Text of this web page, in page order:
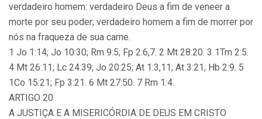
verdadeiro homem: verdadeiro Deus a fim de veneer a
morte por seu poder; verdadeiro homem a fim de morrer por
nós na fraqueza de sua carne.
1 Jo 1:14; Jo 10:30; Rm 9:5; Fp 2:6,7. 2 Mt 28:20. 3 1Tm 2:5.
4 Mt 26:11; Lc 24:39; Jo 20:25; At 1:3,11; At 3:21; Hb 2:9. 5
1Co 15:21; Fp 3:21. 6 Mt 27:50. 7 Rm 1:4.
ARTIGO 20
A JUSTIÇA E A MISERICÓRDIA DE DEUS EM CRISTO